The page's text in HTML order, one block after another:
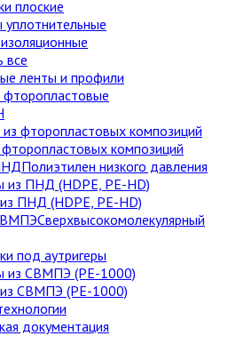
плоские
все
ленты и профили
фторопластовых композиций
композиций
Полиэтилен низкого давления
из ПНД (HDPE, PE-HD)
ПНД (HDPE, PE-HD)
Сверхвысокомолекулярный
под аутригеры
из СВМПЭ (PE-1000)
СВМПЭ (PE-1000)
документация